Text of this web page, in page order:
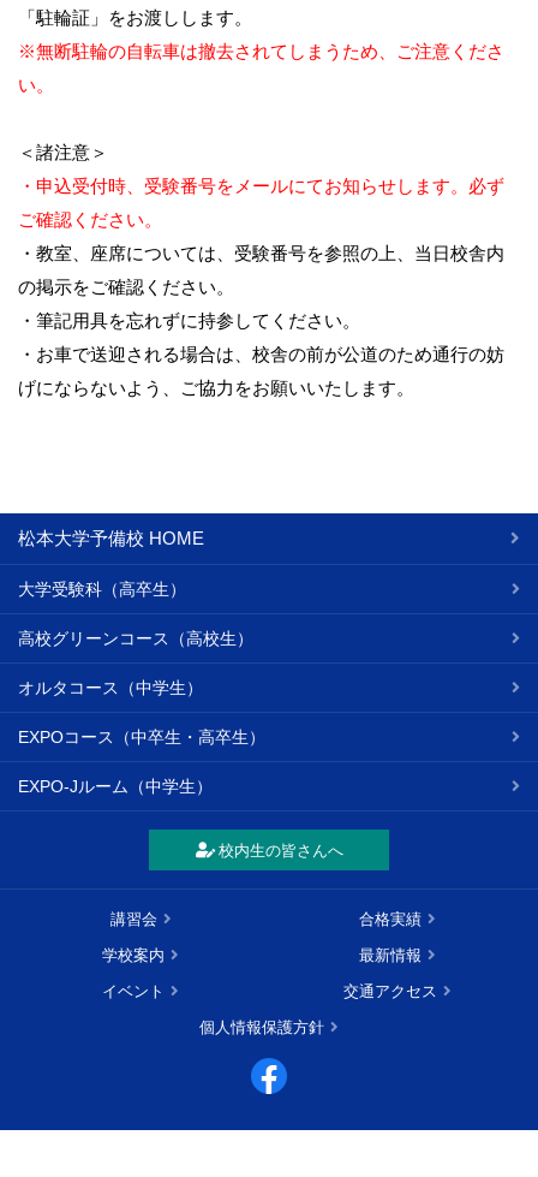
「駐輪証」をお渡しします。
※無断駐輪の自転車は撤去されてしまうため、ご注意くださ
い。
＜諸注意＞
・申込受付時、受験番号をメールにてお知らせします。必ず
ご確認ください。
・教室、座席については、受験番号を参照の上、当日校舎内
の掲示をご確認ください。
・筆記用具を忘れずに持参してください。
・お車で送迎される場合は、校舎の前が公道のため通行の妨
げにならないよう、ご協力をお願いいたします。
松本大学予備校 HOME
大学受験科（高卒生）
高校グリーンコース（高校生）
オルタコース（中学生）
EXPOコース（中卒生・高卒生）
EXPO-Jルーム（中学生）
校内生の皆さんへ
講習会
合格実績
学校案内
最新情報
イベント
交通アクセス
個人情報保護方針